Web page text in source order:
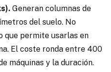
Generan columnas de
del suelo. No
que permite usarlas en
El coste ronda entre 400
máquinas y la duración.